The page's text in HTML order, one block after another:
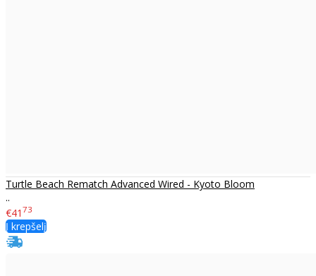
Turtle Beach Rematch Advanced Wired - Kyoto Bloom
..
€41 73
Į krepšelį